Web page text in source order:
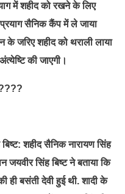
में शहीद को रखने के लिए
सैनिक कैंप में ले जाया
के जरिए शहीद को थराली लाया
की जाएगी।
शहीद सैनिक नारायण सिंह
जयवीर सिंह बिष्ट ने बताया कि
ही बसंती देवी हुई थी. शादी के